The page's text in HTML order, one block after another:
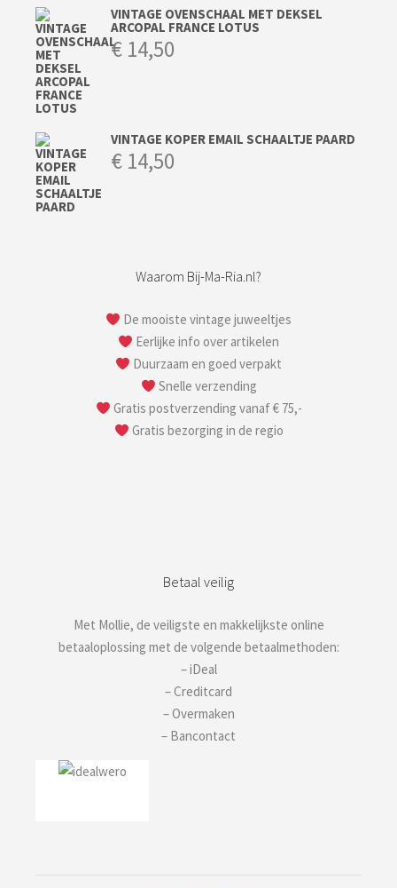
VINTAGE OVENSCHAAL MET DEKSEL
ARCOPAL FRANCE LOTUS
€ 14,50
VINTAGE KOPER EMAIL SCHAALTJE PAARD
€ 14,50
Waarom Bij-Ma-Ria.nl?
De mooiste vintage juweeltjes
Eerlijke info over artikelen
Duurzaam en goed verpakt
Snelle verzending
Gratis postverzending vanaf € 75,-
Gratis bezorging in de regio
Betaal veilig
Met Mollie, de veiligste en makkelijkste online
betaaloplossing met de volgende betaalmethoden:
– iDeal
– Creditcard
– Overmaken
– Bancontact